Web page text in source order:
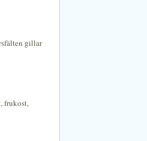
gillar
frukost,